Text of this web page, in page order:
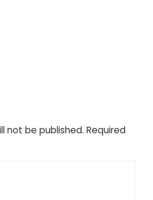
not be published. Required